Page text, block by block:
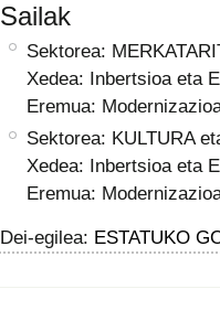
Sailak
Sektorea:
Xedea: Inbertsioa eta
Eremua:
Sektorea: KULTURA
Xedea: Inbertsioa eta
Eremua:
Dei-egilea: ESTATUKO